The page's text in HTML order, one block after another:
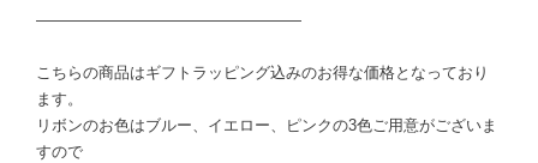
―――――――――――――――――
こちらの商品はギフトラッピング込みのお得な価格となっており
ます。
リボンのお色はブルー、イエロー、ピンクの3色ご用意がございま
すので